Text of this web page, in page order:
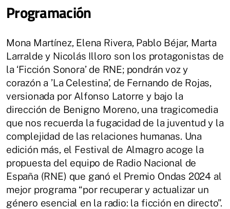
Programación
Mona Martínez, Elena Rivera, Pablo Béjar, Marta
Larralde y Nicolás Illoro son los protagonistas de
la ‘Ficción Sonora’ de RNE; pondrán voz y
corazón a ’La Celestina’, de Fernando de Rojas,
versionada por Alfonso Latorre y bajo la
dirección de Benigno Moreno, una tragicomedia
que nos recuerda la fugacidad de la juventud y la
complejidad de las relaciones humanas. Una
edición más, el Festival de Almagro acoge la
propuesta del equipo de Radio Nacional de
España (RNE) que ganó el Premio Ondas 2024 al
mejor programa “por recuperar y actualizar un
género esencial en la radio: la ficción en directo”.